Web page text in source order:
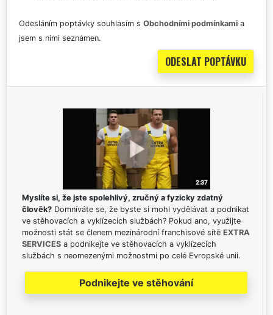
Odesláním poptávky souhlasím s Obchodními podmínkami a
jsem s nimi seznámen.
Myslíte si, že jste spolehlivý, zručný a fyzicky zdatný
člověk? Domníváte se, že byste si mohl vydělávat a podnikat
ve stěhovacích a vyklízecích službách? Pokud ano, využijte
možnosti stát se členem mezinárodní franchisové sítě EXTRA
SERVICES a podnikejte ve stěhovacích a vyklízecích
službách s neomezenými možnostmi po celé Evropské unii.
Podnikejte ve stěhování